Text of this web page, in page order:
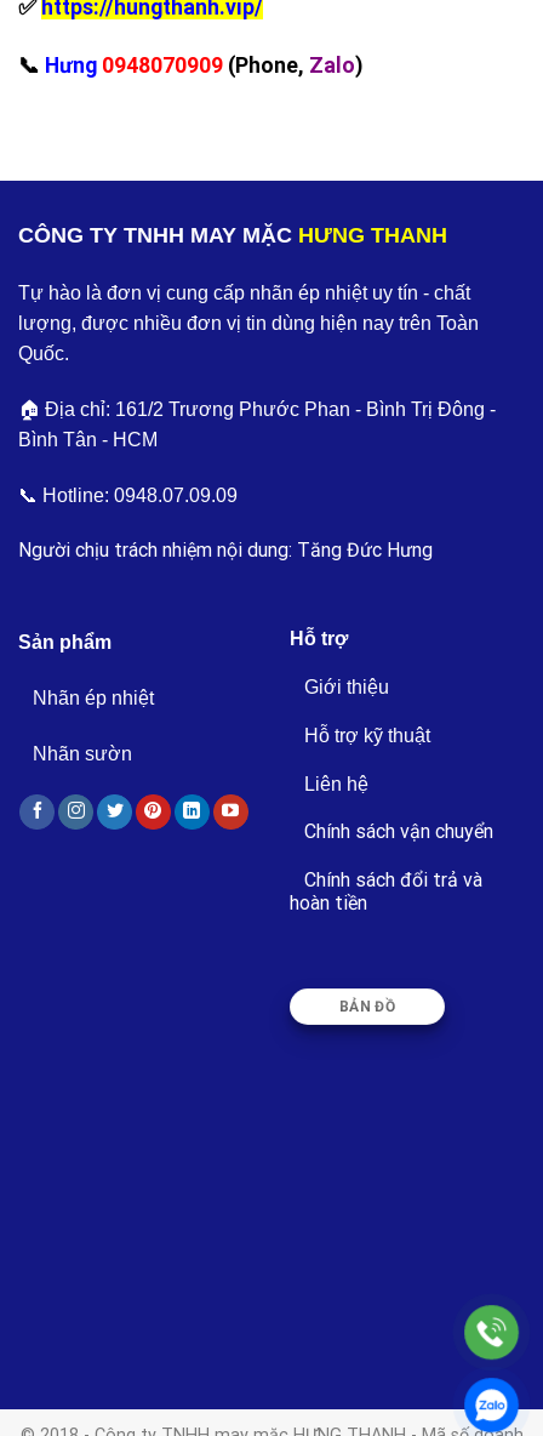
✅ https://hungthanh.vip/
‪📞 Hưng 0948070909 (Phone, Zalo)
CÔNG TY TNHH MAY MẶC HƯNG THANH
Tự hào là đơn vị cung cấp nhãn ép nhiệt uy tín - chất
lượng, được nhiều đơn vị tin dùng hiện nay trên Toàn
Quốc.
🏠 Địa chỉ: 161/2 Trương Phước Phan - Bình Trị Đông -
Bình Tân - HCM
📞 Hotline: 0948.07.09.09
Người chịu trách nhiệm nội dung: Tăng Đức Hưng
Sản phẩm
Nhãn ép nhiệt
Nhãn sườn
Hỗ trợ
Giới thiệu
Hỗ trợ kỹ thuật
Liên hệ
Chính sách vận chuyển
Chính sách đổi trả và
hoàn tiền
BẢN ĐỒ